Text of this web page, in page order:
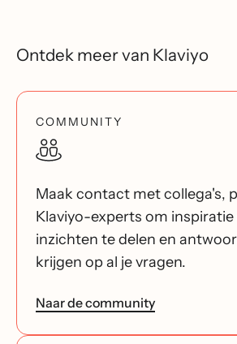
Ontdek meer van Klaviyo
COMMUNITY
Maak contact met collega's,
Klaviyo-experts om inspiratie
inzichten te delen en
krijgen op al je vragen.
Naar de community